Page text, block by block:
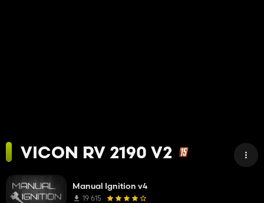
VICON RV 2190 V2
Manual Ignition v4
19 615